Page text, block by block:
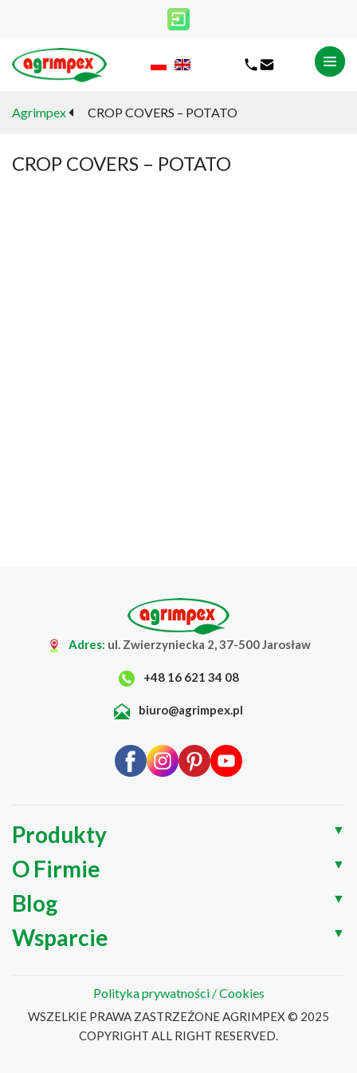
Agrimpex CROP COVERS – POTATO
CROP COVERS – POTATO
Adres: ul. Zwierzyniecka 2, 37-500 Jarosław
+48 16 621 34 08
biuro@agrimpex.pl
Produkty ▼
O Firmie ▼
Blog ▼
Wsparcie ▼
Polityka prywatności / Cookies
WSZELKIE PRAWA ZASTRZEŻONE AGRIMPEX © 2025
COPYRIGHT ALL RIGHT RESERVED.